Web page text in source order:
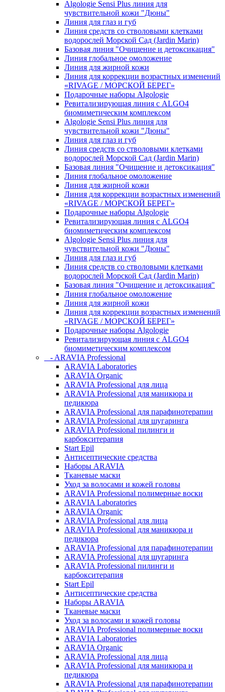
Algologie Sensi Plus линия для
чувcтвительной кожи "Дюны"
Линия для глаз и губ
Линия средств со стволовыми клетками
водорослей Морской Сад (Jardin Marin)
Базовая линия "Очищение и детоксикация"
Линия глобальное омоложение
Линия для жирной кожи
Линия для коррекции возрастных изменений
«RIVAGE / МОРСКОЙ БЕРЕГ»
Подарочные наборы Algologie
Ревитализирующая линия с ALGO4
биомиметическим комплексом
Algologie Sensi Plus линия для
чувcтвительной кожи "Дюны"
Линия для глаз и губ
Линия средств со стволовыми клетками
водорослей Морской Сад (Jardin Marin)
Базовая линия "Очищение и детоксикация"
Линия глобальное омоложение
Линия для жирной кожи
Линия для коррекции возрастных изменений
«RIVAGE / МОРСКОЙ БЕРЕГ»
Подарочные наборы Algologie
Ревитализирующая линия с ALGO4
биомиметическим комплексом
Algologie Sensi Plus линия для
чувcтвительной кожи "Дюны"
Линия для глаз и губ
Линия средств со стволовыми клетками
водорослей Морской Сад (Jardin Marin)
Базовая линия "Очищение и детоксикация"
Линия глобальное омоложение
Линия для жирной кожи
Линия для коррекции возрастных изменений
«RIVAGE / МОРСКОЙ БЕРЕГ»
Подарочные наборы Algologie
Ревитализирующая линия с ALGO4
биомиметическим комплексом
- ARAVIA Professional
ARAVIA Laboratories
ARAVIA Organic
ARAVIA Professional для лица
ARAVIA Professional для маникюра и
педикюра
ARAVIA Professional для парафинотерапии
ARAVIA Professional для шугаринга
ARAVIA Professional пилинги и
карбокситерапия
Start Epil
Антисептические средства
Наборы ARAVIA
Тканевые маски
Уход за волосами и кожей головы
ARAVIA Professional полимерные воски
ARAVIA Laboratories
ARAVIA Organic
ARAVIA Professional для лица
ARAVIA Professional для маникюра и
педикюра
ARAVIA Professional для парафинотерапии
ARAVIA Professional для шугаринга
ARAVIA Professional пилинги и
карбокситерапия
Start Epil
Антисептические средства
Наборы ARAVIA
Тканевые маски
Уход за волосами и кожей головы
ARAVIA Professional полимерные воски
ARAVIA Laboratories
ARAVIA Organic
ARAVIA Professional для лица
ARAVIA Professional для маникюра и
педикюра
ARAVIA Professional для парафинотерапии